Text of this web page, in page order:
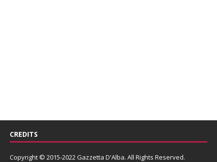
CREDITS
Copyright © 2015-2022 Gazzetta D'Alba. All Rights Reserved.